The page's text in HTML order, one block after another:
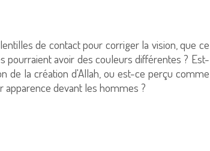
de contact pour corriger la vision, que ce
pourraient avoir des couleurs différentes ? Est-
de la création d'Allah, ou est-ce perçu comme
devant les hommes ?